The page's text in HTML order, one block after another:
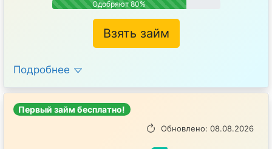
Одобряют 80%
Взять займ
Подробнее
Первый займ бесплатно!
Обновлено: 08.08.2026